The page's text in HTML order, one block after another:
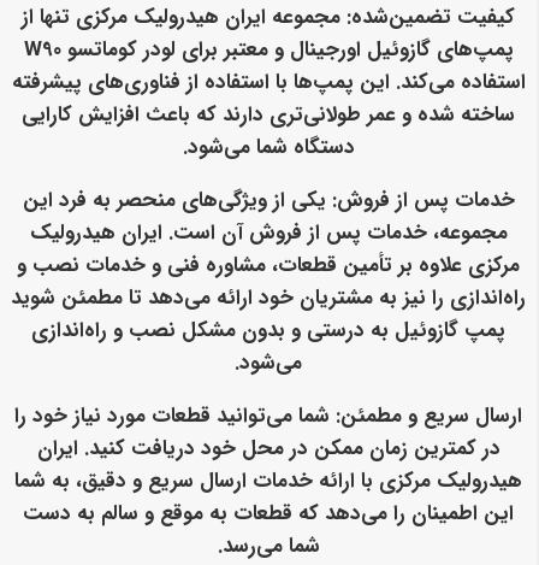
کیفیت تضمین‌شده: مجموعه ایران هیدرولیک مرکزی تنها از
پمپ‌های گازوئیل اورجینال و معتبر برای لودر کوماتسو W90
استفاده می‌کند. این پمپ‌ها با استفاده از فناوری‌های پیشرفته
ساخته شده و عمر طولانی‌تری دارند که باعث افزایش کارایی
دستگاه شما می‌شود.
خدمات پس از فروش: یکی از ویژگی‌های منحصر به فرد این
مجموعه، خدمات پس از فروش آن است. ایران هیدرولیک
مرکزی علاوه بر تأمین قطعات، مشاوره فنی و خدمات نصب و
راه‌اندازی را نیز به مشتریان خود ارائه می‌دهد تا مطمئن شوید
پمپ گازوئیل به درستی و بدون مشکل نصب و راه‌اندازی
می‌شود.
ارسال سریع و مطمئن: شما می‌توانید قطعات مورد نیاز خود را
در کمترین زمان ممکن در محل خود دریافت کنید. ایران
هیدرولیک مرکزی با ارائه خدمات ارسال سریع و دقیق، به شما
این اطمینان را می‌دهد که قطعات به موقع و سالم به دست
شما می‌رسد.